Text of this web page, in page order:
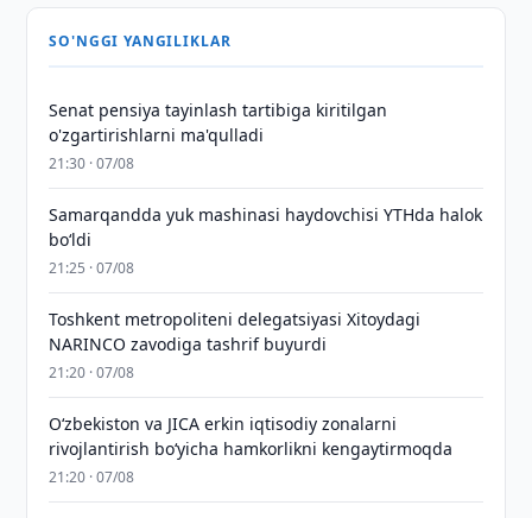
SO'NGGI YANGILIKLAR
Senat pensiya tayinlash tartibiga kiritilgan
o'zgartirishlarni ma'qulladi
21:30 · 07/08
Samarqandda yuk mashinasi haydovchisi YTHda halok
bo‘ldi
21:25 · 07/08
Toshkent metropoliteni delegatsiyasi Xitoydagi
NARINCO zavodiga tashrif buyurdi
21:20 · 07/08
Oʻzbekiston va JICA erkin iqtisodiy zonalarni
rivojlantirish boʻyicha hamkorlikni kengaytirmoqda
21:20 · 07/08